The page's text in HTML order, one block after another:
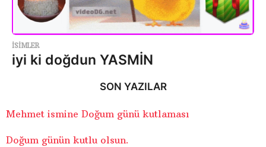
ISIMLER
iyi ki doğdun YASMİN
SON YAZILAR
Mehmet ismine Doğum günü kutlaması
Doğum günün kutlu olsun.